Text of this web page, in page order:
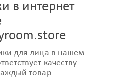
в интернет
для лица в нашем
качеству
товар